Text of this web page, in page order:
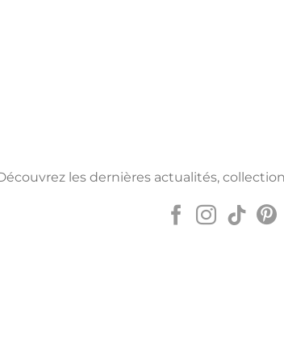
les dernières actualités,